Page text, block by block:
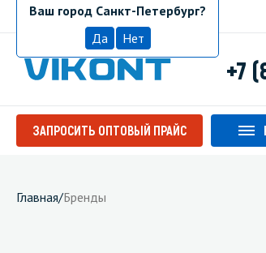
Санкт-Петербург
Ваш город Санкт-Петербург?
Да
Нет
+7
ЗАПРОСИТЬ ОПТОВЫЙ ПРАЙС
Главная/Бренды